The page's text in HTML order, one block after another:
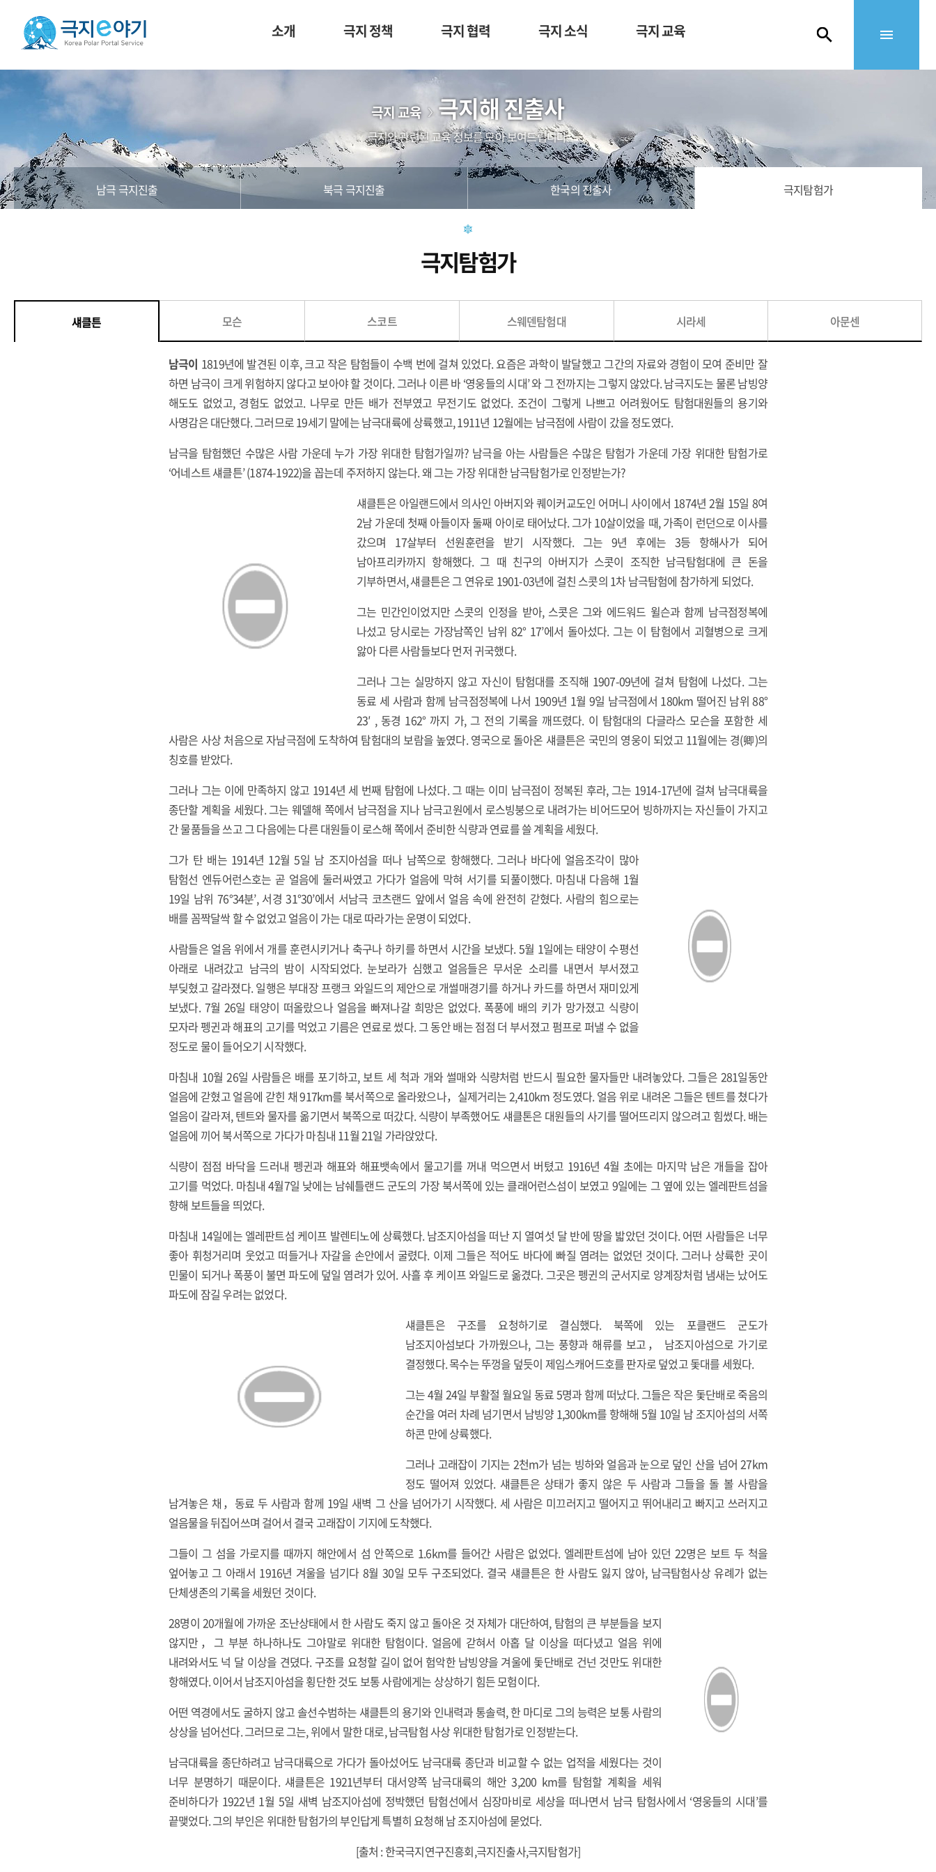
소개 극지 정책 극지 협력 극지 소식 극지 교육
극지 교육 극지해 진출사
극지와 관련된 교육 정보를 모아 보여드립니다.
남극 극지진출 북극 극지진출 한국의 진출사 극지탐험가
극지탐험가
섀클튼 모슨 스코트 스웨덴탐험대 시라세 아문센
남극이 1819년에 발견된 이후, 크고 작은 탐험들이 수백 번에 걸쳐 있었다. 요즘은 과학이 발달했고 그간의 자료와 경험이 모여 준비만 잘
하면 남극이 크게 위험하지 않다고 보아야 할 것이다. 그러나 이른 바 ‘영웅들의 시대’ 와 그 전까지는 그렇지 않았다. 남극지도는 물론 남빙양
해도도 없었고, 경험도 없었고. 나무로 만든 배가 전부였고 무전기도 없었다. 조건이 그렇게 나쁘고 어려웠어도 탐험대원들의 용기와
사명감은 대단했다. 그러므로 19세기 말에는 남극대륙에 상륙했고, 1911년 12월에는 남극점에 사람이 갔을 정도였다.
남극을 탐험했던 수많은 사람 가운데 누가 가장 위대한 탐험가일까? 남극을 아는 사람들은 수많은 탐험가 가운데 가장 위대한 탐험가로
‘어네스트 섀클튼’ (1874-1922)을 꼽는데 주저하지 않는다. 왜 그는 가장 위대한 남극탐험가로 인정받는가?
섀클튼은 아일랜드에서 의사인 아버지와 퀘이커교도인 어머니 사이에서 1874년 2월 15일 8여
2남 가운데 첫째 아들이자 둘째 아이로 태어났다. 그가 10살이었을 때, 가족이 런던으로 이사를
갔으며 17살부터 선원훈련을 받기 시작했다. 그는 9년 후에는 3등 항해사가 되어
남아프리카까지 항해했다. 그 때 친구의 아버지가 스콧이 조직한 남극탐험대에 큰 돈을
기부하면서, 섀클튼은 그 연유로 1901-03년에 걸친 스콧의 1차 남극탐험에 참가하게 되었다.
그는 민간인이었지만 스콧의 인정을 받아, 스콧은 그와 에드워드 윌슨과 함께 남극점정복에
나섰고 당시로는 가장남쪽인 남위 82° 17’에서 돌아섰다. 그는 이 탐험에서 괴혈병으로 크게
앓아 다른 사람들보다 먼저 귀국했다.
그러나 그는 실망하지 않고 자신이 탐험대를 조직해 1907-09년에 걸쳐 탐험에 나섰다. 그는
동료 세 사람과 함께 남극점정복에 나서 1909년 1월 9일 남극점에서 180km 떨어진 남위 88°
23′ , 동경 162° 까지 가, 그 전의 기록을 깨뜨렸다. 이 탐험대의 다글라스 모슨을 포함한 세
사람은 사상 처음으로 자남극점에 도착하여 탐험대의 보람을 높였다. 영국으로 돌아온 섀클튼은 국민의 영웅이 되었고 11월에는 경(卿)의
칭호를 받았다.
그러나 그는 이에 만족하지 않고 1914년 세 번째 탐험에 나섰다. 그 때는 이미 남극점이 정복된 후라, 그는 1914-17년에 걸쳐 남극대륙을
종단할 계획을 세웠다. 그는 웨델해 쪽에서 남극점을 지나 남극고원에서 로스빙붕으로 내려가는 비어드모어 빙하까지는 자신들이 가지고
간 물품들을 쓰고 그 다음에는 다른 대원들이 로스해 쪽에서 준비한 식량과 연료를 쓸 계획을 세웠다.
그가 탄 배는 1914년 12월 5일 남 조지아섬을 떠나 남쪽으로 항해했다. 그러나 바다에 얼음조각이 많아
탐험선 엔듀어런스호는 곧 얼음에 둘러싸였고 가다가 얼음에 막혀 서기를 되풀이했다. 마침내 다음해 1월
19일 남위 76°34분’, 서경 31°30’에서 서남극 코츠랜드 앞에서 얼음 속에 완전히 갇혔다. 사람의 힘으로는
배를 꼼짝달싹 할 수 없었고 얼음이 가는 대로 따라가는 운명이 되었다.
사람들은 얼음 위에서 개를 훈련시키거나 축구나 하키를 하면서 시간을 보냈다. 5월 1일에는 태양이 수평선
아래로 내려갔고 남극의 밤이 시작되었다. 눈보라가 심했고 얼음들은 무서운 소리를 내면서 부서졌고
부딪혔고 갈라졌다. 일행은 부대장 프랭크 와일드의 제안으로 개썰매경기를 하거나 카드를 하면서 재미있게
보냈다. 7월 26일 태양이 떠올랐으나 얼음을 빠져나갈 희망은 없었다. 폭풍에 배의 키가 망가졌고 식량이
모자라 펭귄과 해표의 고기를 먹었고 기름은 연료로 썼다. 그 동안 배는 점점 더 부서졌고 펌프로 퍼낼 수 없을
정도로 물이 들어오기 시작했다.
마침내 10월 26일 사람들은 배를 포기하고, 보트 세 척과 개와 썰매와 식량처럼 반드시 필요한 물자들만 내려놓았다. 그들은 281일동안
얼음에 갇혔고 얼음에 갇힌 채 917km를 북서쪽으로 올라왔으나，실제거리는 2,410km 정도였다. 얼음 위로 내려온 그들은 텐트를 쳤다가
얼음이 갈라져, 텐트와 물자를 옮기면서 북쪽으로 떠갔다. 식량이 부족했어도 섀클톤은 대원들의 사기를 떨어뜨리지 않으려고 힘썼다. 배는
얼음에 끼어 북서쪽으로 가다가 마침내 11월 21일 가라앉았다.
식량이 점점 바닥을 드러내 펭귄과 해표와 해표뱃속에서 물고기를 꺼내 먹으면서 버텼고 1916년 4월 초에는 마지막 남은 개들을 잡아
고기를 먹었다. 마침내 4월7일 낮에는 남쉐틀랜드 군도의 가장 북서쪽에 있는 클래어런스섬이 보였고 9일에는 그 옆에 있는 엘레판트섬을
향해 보트들을 띄었다.
마침내 14일에는 엘레판트섬 케이프 발렌티노에 상륙했다. 남조지아섬을 떠난 지 열여섯 달 반에 땅을 밟았던 것이다. 어떤 사람들은 너무
좋아 휘청거리며 웃었고 떠들거나 자갈을 손안에서 굴렸다. 이제 그들은 적어도 바다에 빠질 염려는 없었던 것이다. 그러나 상륙한 곳이
민물이 되거나 폭풍이 불면 파도에 덮일 염려가 있어. 사흘 후 케이프 와일드로 옮겼다. 그곳은 펭귄의 군서지로 양계장처럼 냄새는 났어도
파도에 잠길 우려는 없었다.
섀클튼은 구조를 요청하기로 결심했다. 북쪽에 있는 포클랜드 군도가
남조지아섬보다 가까웠으나, 그는 풍향과 해류를 보고， 남조지아섬으로 가기로
결정했다. 목수는 뚜껑을 덮듯이 제임스캐어드호를 판자로 덮었고 돛대를 세웠다.
그는 4월 24일 부활절 월요일 동료 5명과 함께 떠났다. 그들은 작은 돛단배로 죽음의
순간을 여러 차례 넘기면서 남빙양 1,300km를 항해해 5월 10일 남 조지아섬의 서쪽
하콘 만에 상륙했다.
그러나 고래잡이 기지는 2천m가 넘는 빙하와 얼음과 눈으로 덮인 산을 넘어 27km
정도 떨어져 있었다. 섀클튼은 상태가 좋지 않은 두 사람과 그들을 돌 볼 사람을
남겨놓은 채，동료 두 사람과 함께 19일 새벽 그 산을 넘어가기 시작했다. 세 사람은 미끄러지고 떨어지고 뛰어내리고 빠지고 쓰러지고
얼음물을 뒤집어쓰며 걸어서 결국 고래잡이 기지에 도착했다.
그들이 그 섬을 가로지를 때까지 해안에서 섬 안쪽으로 1.6km를 들어간 사람은 없었다. 엘레판트섬에 남아 있던 22명은 보트 두 척을
엎어놓고 그 아래서 1916년 겨울을 넘기다 8월 30일 모두 구조되었다. 결국 섀클튼은 한 사람도 잃지 않아, 남극탐험사상 유례가 없는
단체생존의 기록을 세웠던 것이다.
28명이 20개월에 가까운 조난상태에서 한 사람도 죽지 않고 돌아온 것 자체가 대단하여, 탐험의 큰 부분들을 보지
않지만，그 부분 하나하나도 그야말로 위대한 탐험이다. 얼음에 갇혀서 아홉 달 이상을 떠다녔고 얼음 위에
내려와서도 넉 달 이상을 견뎠다. 구조를 요청할 길이 없어 험악한 남빙양을 겨울에 돛단배로 건넌 것만도 위대한
항해였다. 이어서 남조지아섬을 횡단한 것도 보통 사람에게는 상상하기 힘든 모험이다.
어떤 역경에서도 굴하지 않고 솔선수범하는 섀클튼의 용기와 인내력과 통솔력, 한 마디로 그의 능력은 보통 사람의
상상을 넘어선다. 그러므로 그는, 위에서 말한 대로, 남극탐험 사상 위대한 탐험가로 인정받는다.
남극대륙을 종단하려고 남극대륙으로 가다가 돌아섰어도 남극대륙 종단과 비교할 수 없는 업적을 세웠다는 것이
너무 분명하기 때문이다. 섀클튼은 1921년부터 대서양쪽 남극대륙의 해안 3,200 km를 탐험할 계획을 세워
준비하다가 1922년 1월 5일 새벽 남조지아섬에 정박했던 탐험선에서 심장마비로 세상을 떠나면서 남극 탐험사에서 ‘영웅들의 시대’를
끝맺었다. 그의 부인은 위대한 탐험가의 부인답게 특별히 요청해 남 조지아섬에 묻었다.
[출처 : 한국극지연구진흥회,극지진출사,극지탐험가]